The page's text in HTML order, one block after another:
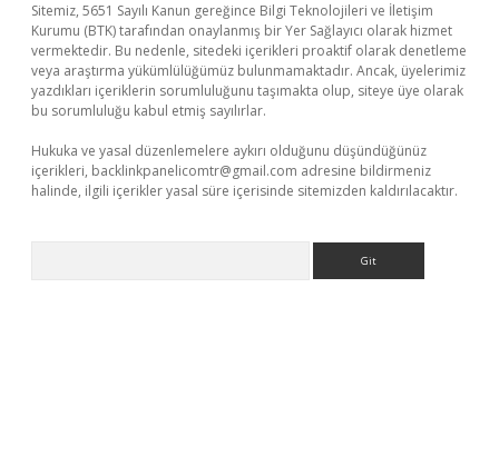
Sitemiz, 5651 Sayılı Kanun gereğince Bilgi Teknolojileri ve İletişim
Kurumu (BTK) tarafından onaylanmış bir Yer Sağlayıcı olarak hizmet
vermektedir. Bu nedenle, sitedeki içerikleri proaktif olarak denetleme
veya araştırma yükümlülüğümüz bulunmamaktadır. Ancak, üyelerimiz
yazdıkları içeriklerin sorumluluğunu taşımakta olup, siteye üye olarak
bu sorumluluğu kabul etmiş sayılırlar.
Hukuka ve yasal düzenlemelere aykırı olduğunu düşündüğünüz
içerikleri, backlinkpanelicomtr@gmail.com adresine bildirmeniz
halinde, ilgili içerikler yasal süre içerisinde sitemizden kaldırılacaktır.